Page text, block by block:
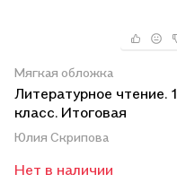
Мягкая обложка
Литературное чтение. 1
класс. Итоговая
аттестация. Базовый и
повышенный уровни
сложности
Юлия Скрипова
Нет в наличии